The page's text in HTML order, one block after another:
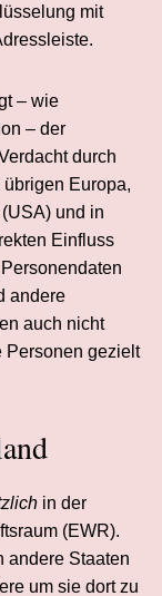
mit
– wie
– der
durch
Europa,
und in
Einfluss
andere
auch nicht
Personen gezielt
in der
(EWR).
andere Staaten
um sie dort zu